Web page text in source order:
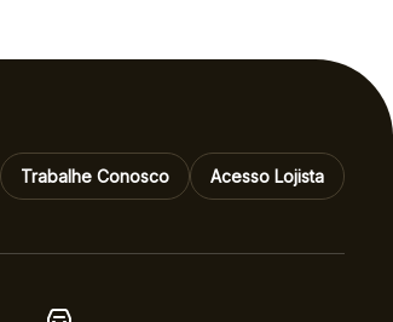
Trabalhe Conosco Acesso Lojista